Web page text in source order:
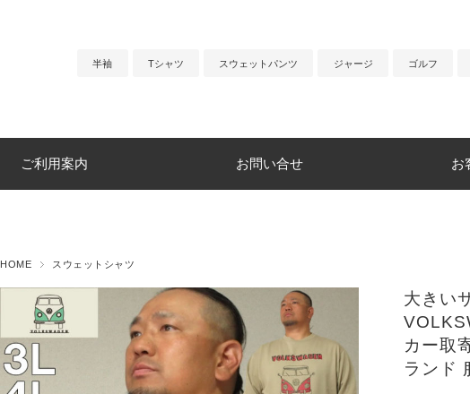
半袖 Tシャツ スウェットパンツ ジャージ ゴルフ
ご利用案内 お問い合せ お
HOME スウェットシャツ
大きい
カー取
ランド